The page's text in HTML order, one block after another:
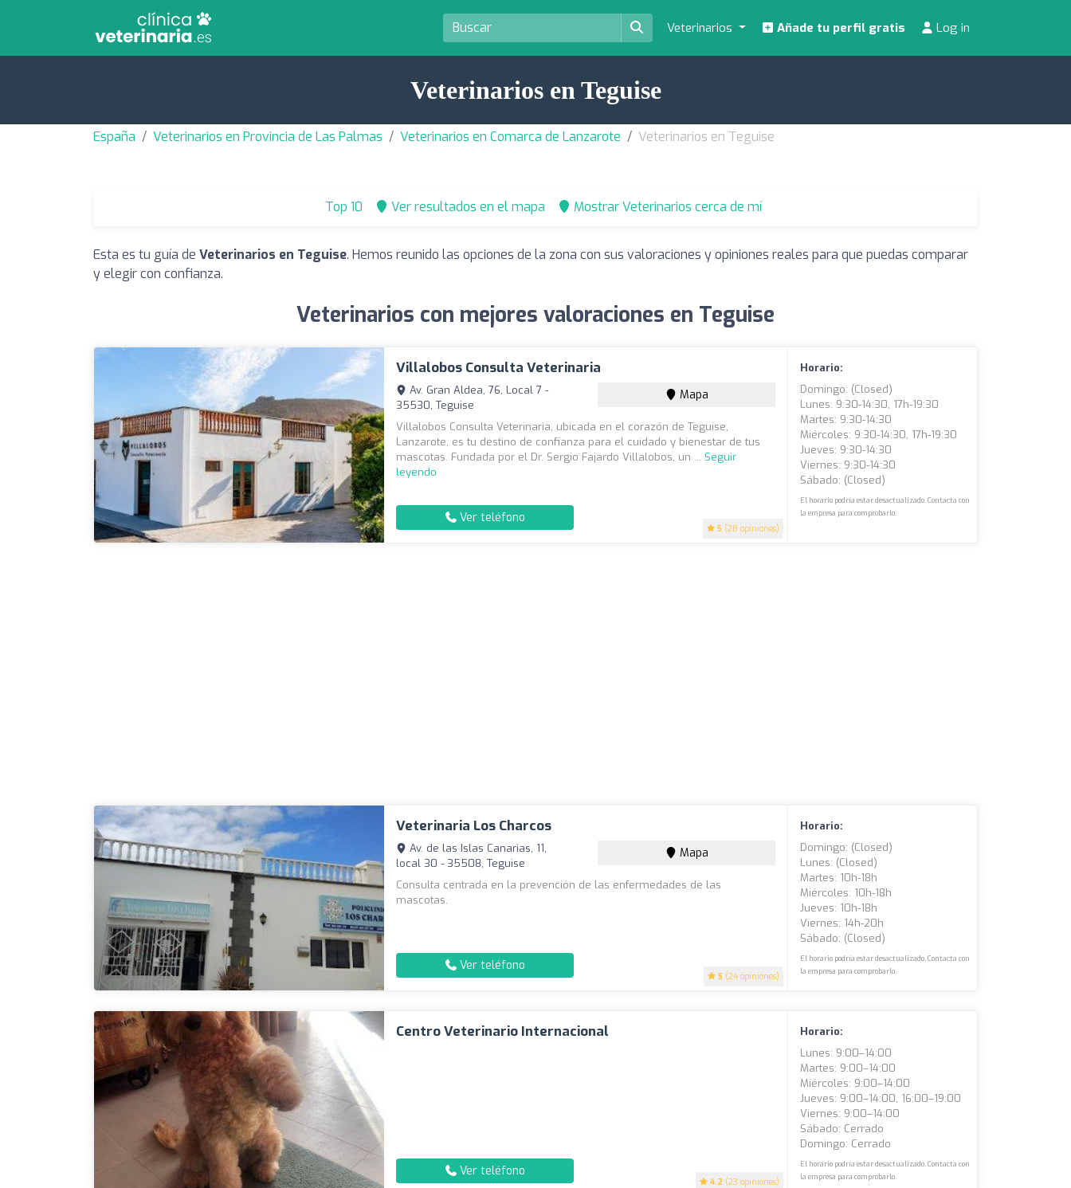
Veterinarios Añade tu perfil gratis Log in
Veterinarios en Teguise
España Veterinarios en Provincia de Las Palmas Veterinarios en Comarca de Lanzarote Veterinarios en Teguise
Top 10 Ver resultados en el mapa Mostrar Veterinarios cerca de mí
Esta es tu guía de Veterinarios en Teguise. Hemos reunido las opciones de la zona con sus valoraciones y opiniones reales para que puedas comparar
y elegir con confianza.
Veterinarios con mejores valoraciones en Teguise
Villalobos Consulta Veterinaria
5 (28 opiniones)
Av. Gran Aldea, 76, Local 7 -
35530, Teguise
Mapa
Villalobos Consulta Veterinaria, ubicada en el corazón de Teguise,
Lanzarote, es tu destino de confianza para el cuidado y bienestar de tus
mascotas. Fundada por el Dr. Sergio Fajardo Villalobos, un ... Seguir
leyendo
Ver teléfono
Horario:
Domingo: (closed)
Lunes: 9:30-14:30, 17h-19:30
Martes: 9:30-14:30
Miércoles: 9:30-14:30, 17h-19:30
Jueves: 9:30-14:30
Viernes: 9:30-14:30
Sábado: (closed)
El horario podría estar desactualizado. Contacta con
la empresa para comprobarlo.
Veterinaria Los Charcos
5 (24 opiniones)
Av. de las Islas Canarias, 11,
local 30 - 35508, Teguise
Mapa
Consulta centrada en la prevención de las enfermedades de las
mascotas.
Ver teléfono
Horario:
Domingo: (closed)
Lunes: (closed)
Martes: 10h-18h
Miércoles: 10h-18h
Jueves: 10h-18h
Viernes: 14h-20h
Sábado: (closed)
El horario podría estar desactualizado. Contacta con
la empresa para comprobarlo.
Centro Veterinario Internacional
4.2 (23 opiniones)
Ver teléfono
Horario:
Lunes: 9:00–14:00
Martes: 9:00–14:00
Miércoles: 9:00–14:00
Jueves: 9:00–14:00, 16:00–19:00
Viernes: 9:00–14:00
Sábado: Cerrado
Domingo: Cerrado
El horario podría estar desactualizado. Contacta con
la empresa para comprobarlo.